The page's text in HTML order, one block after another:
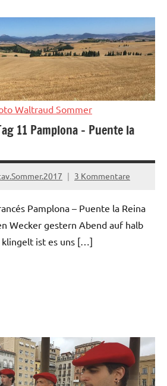
Waltraud Sommer
11 Pamplona – Puente la
3 Kommentare
Pamplona – Puente la Reina
Wecker gestern Abend auf halb
klingelt ist es uns […]